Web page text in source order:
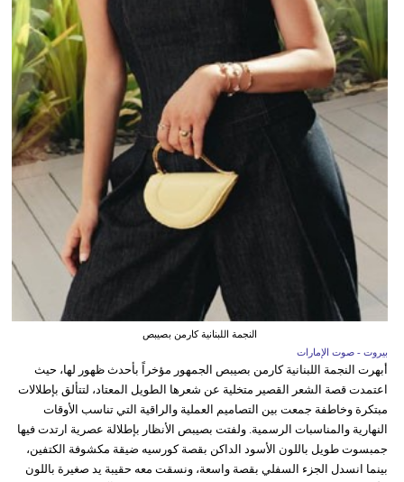
النجمة اللبنانية كارمن بصيبص
بيروت - صوت الإمارات
أبهرت النجمة اللبنانية كارمن بصيبص الجمهور مؤخراً بأحدث ظهور لها، حيث
اعتمدت قصة الشعر القصير متخلية عن شعرها الطويل المعتاد، لتتألق بإطلالات
مبتكرة وخاطفة جمعت بين التصاميم العملية والراقية التي تناسب الأوقات
النهارية والمناسبات الرسمية. ولفتت بصيبص الأنظار بإطلالة عصرية ارتدت فيها
جمبسوت طويل باللون الأسود الداكن بقصة كورسيه ضيقة مكشوفة الكتفين،
بينما انسدل الجزء السفلي بقصة واسعة، ونسقت معه حقيبة يد صغيرة باللون